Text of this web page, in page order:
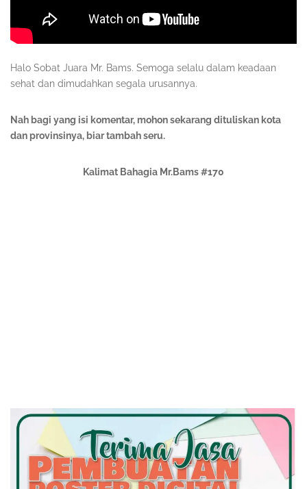
Halo Sobat Juara Mr. Bams. Semoga selalu dalam keadaan
sehat dan dimudahkan segala urusannya.
Nah bagi yang isi komentar, mohon sekarang dituliskan kota
dan provinsinya, biar tambah seru.
Kalimat Bahagia Mr.Bams #170